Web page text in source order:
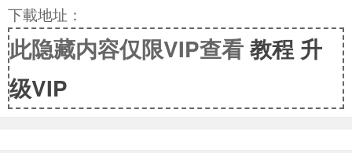
下載地址：
此隐藏内容仅限VIP查看 教程 升
级VIP